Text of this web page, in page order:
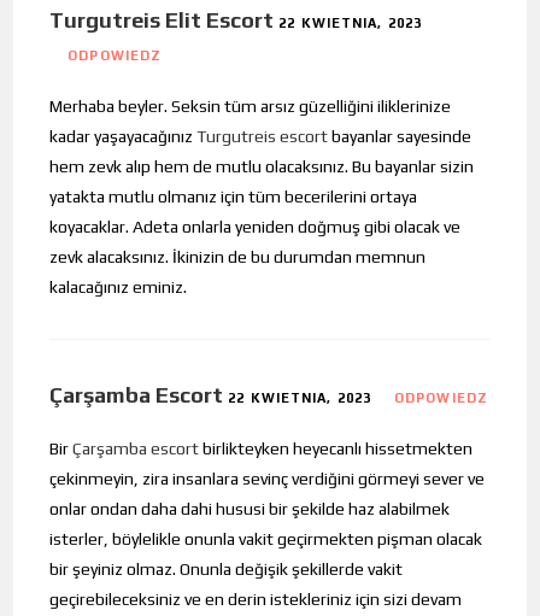
Turgutreis Elit Escort 22 KWIETNIA, 2023
ODPOWIEDZ
Merhaba beyler. Seksin tüm arsız güzelliğini iliklerinize
kadar yaşayacağınızTurgutreis escortbayanlar sayesinde
hem zevk alıp hem de mutlu olacaksınız. Bu bayanlar sizin
yatakta mutlu olmanız için tüm becerilerini ortaya
koyacaklar. Adeta onlarla yeniden doğmuş gibi olacak ve
zevk alacaksınız. İkinizin de bu durumdan memnun
kalacağınız eminiz.
Çarşamba Escort 22 KWIETNIA, 2023 ODPOWIEDZ
BirÇarşamba escortbirlikteyken heyecanlı hissetmekten
çekinmeyin, zira insanlara sevinç verdiğini görmeyi sever ve
onlar ondan daha dahi hususi bir şekilde haz alabilmek
isterler, böylelikle onunla vakit geçirmekten pişman olacak
bir şeyiniz olmaz. Onunla değişik şekillerde vakit
geçirebileceksiniz ve en derin istekleriniz için sizi devam